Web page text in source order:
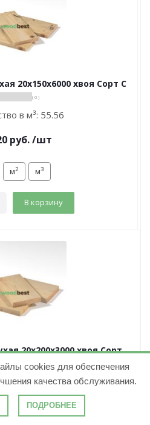
20х150х6000 хвоя Сорт С
( 0 )
в м³: 55.56
руб./шт
м2 м3
В корзину
20х200х3000 хвоя Сорт
АВ
в м³:83.33
руб./шт
cookies для обеспечения
качества обслуживания.
ПОДРОБНЕЕ